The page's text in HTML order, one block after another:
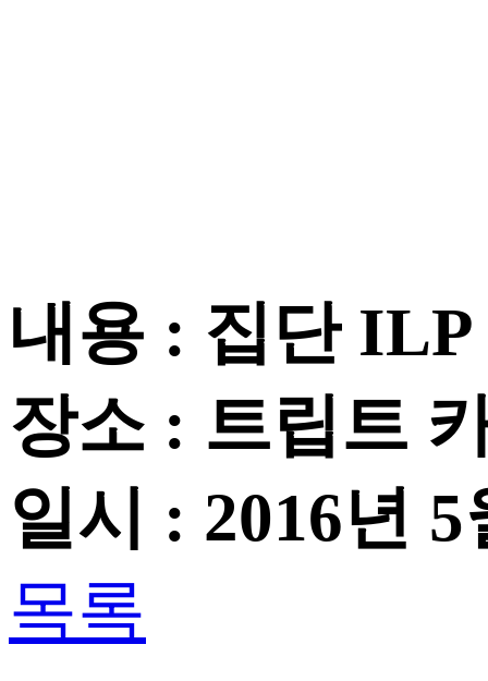
내용 : 집단
장소 : 트립트
일시 : 2016년
목록